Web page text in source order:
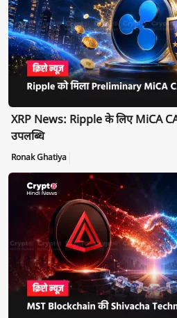
XRP News: Ripple के लिए MiCA
उपलब्धि
Ronak Ghatiya